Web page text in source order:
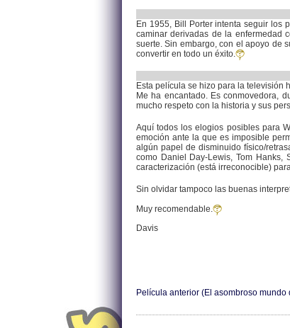
En 1955, Bill Porter intenta seguir los
caminar derivadas de la enfermedad
suerte. Sin embargo, con el apoyo de
convertir en todo un éxito.
Esta película se hizo para la televisión
Me ha encantado. Es conmovedora,
mucho respeto con la historia y sus
Aquí todos los elogios posibles para
emoción ante la que es imposible
algún papel de disminuido físico/
como Daniel Day-Lewis, Tom Hanks,
caracterización (está irreconocible)
Sin olvidar tampoco las buenas
Muy recomendable.
Davis
Película anterior (El asombroso